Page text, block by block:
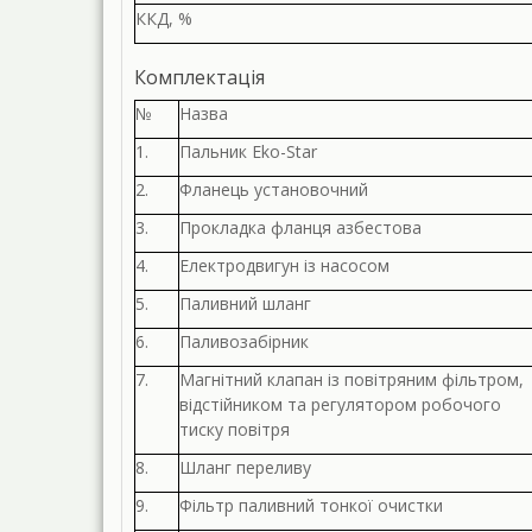
ККД, %
Комплектація
№ Назва
1.
Пальник Eko-Star
2.
Фланець установочний
3.
Прокладка фланця азбестова
4.
Електродвигун із насосом
5.
Паливний шланг
6.
Паливозабірник
7.
Магнітний клапан із повітряним фільтром,
відстійником та регулятором робочого
тиску повітря
8. Шланг переливу
9.
Фільтр паливний тонкої очистки